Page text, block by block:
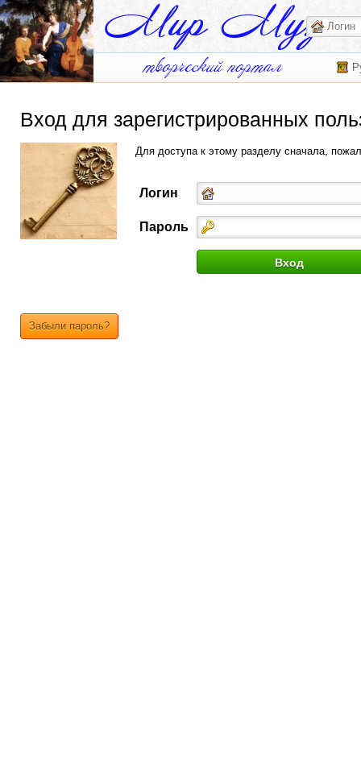
Вход для зарегистрированных
Для доступа к этому разделу сначала,
Логин
Пароль
Забыли пароль?